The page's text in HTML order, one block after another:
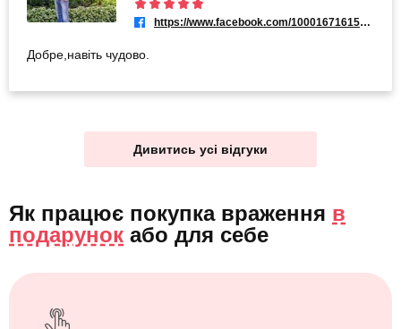
https://www.facebook.com/100016716156870
Добре,навіть чудово.
Дивитись усі відгуки
Як працює покупка враження в
подарунок або для себе